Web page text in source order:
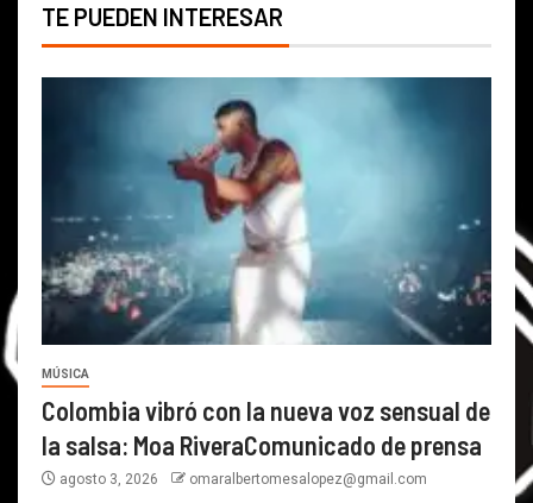
TE PUEDEN INTERESAR
MÚSICA
Colombia vibró con la nueva voz sensual de
la salsa: Moa RiveraComunicado de prensa
agosto 3, 2026 omaralbertomesalopez@gmail.com